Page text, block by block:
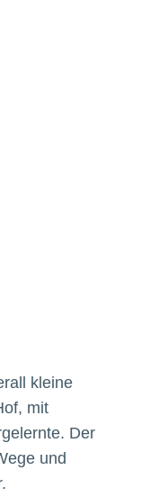
kleine
mit
Der
und